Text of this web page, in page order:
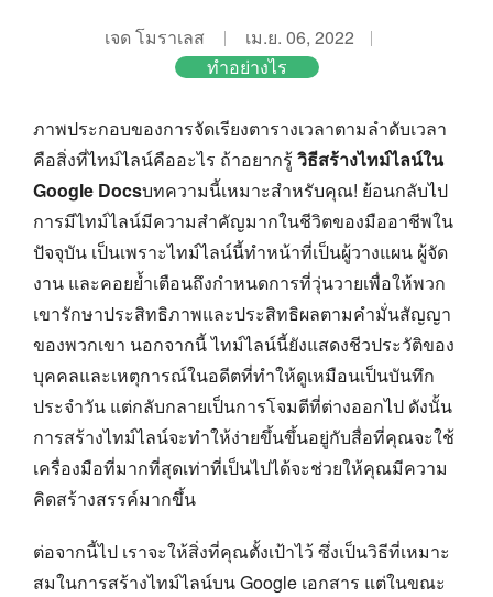
เจด โมราเลส
เม.ย. 06, 2022
ทำอย่างไร
ภาพประกอบของการจัดเรียงตารางเวลาตามลำดับเวลา
คือสิ่งที่ไทม์ไลน์คืออะไร ถ้าอยากรู้วิธีสร้างไทม์ไลน์ใน
Google Docsบทความนี้เหมาะสำหรับคุณ! ย้อนกลับไป
การมีไทม์ไลน์มีความสำคัญมากในชีวิตของมืออาชีพใน
ปัจจุบัน เป็นเพราะไทม์ไลน์นี้ทำหน้าที่เป็นผู้วางแผน ผู้จัด
งาน และคอยย้ำเตือนถึงกำหนดการที่วุ่นวายเพื่อให้พวก
เขารักษาประสิทธิภาพและประสิทธิผลตามคำมั่นสัญญา
ของพวกเขา นอกจากนี้ ไทม์ไลน์นี้ยังแสดงชีวประวัติของ
บุคคลและเหตุการณ์ในอดีตที่ทำให้ดูเหมือนเป็นบันทึก
ประจำวัน แต่กลับกลายเป็นการโจมตีที่ต่างออกไป ดังนั้น
การสร้างไทม์ไลน์จะทำให้ง่ายขึ้นขึ้นอยู่กับสื่อที่คุณจะใช้
เครื่องมือที่มากที่สุดเท่าที่เป็นไปได้จะช่วยให้คุณมีความ
คิดสร้างสรรค์มากขึ้น
ต่อจากนี้ไป เราจะให้สิ่งที่คุณตั้งเป้าไว้ ซึ่งเป็นวิธีที่เหมาะ
สมในการสร้างไทม์ไลน์บน Google เอกสาร แต่ในขณะ